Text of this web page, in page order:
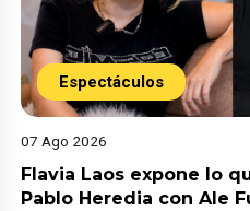
Espectáculos
07 Ago 2026
Flavia Laos expone lo
Pablo Heredia con Ale